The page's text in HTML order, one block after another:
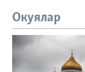
Окуялар